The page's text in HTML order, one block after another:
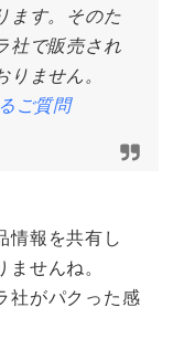
ます。そのた
社で販売され
ません。
ご質問
情報を共有し
せんね。
社がパクった感